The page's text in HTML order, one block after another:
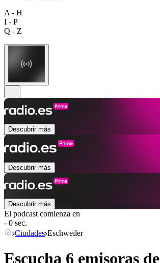
A - H
I - P
Q - Z
Descubrir más
Descubrir más
Descubrir más
El podcast comienza en
- 0 sec.
Ciudades Eschweiler
Escucha 6 emisoras de